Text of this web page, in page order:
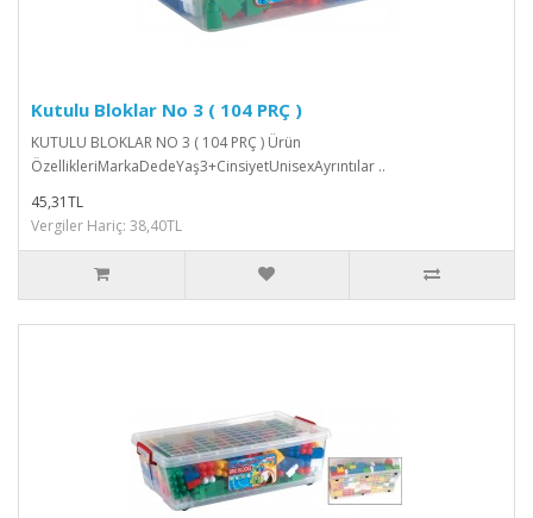
Kutulu Bloklar No 3 ( 104 PRÇ )
KUTULU BLOKLAR NO 3 ( 104 PRÇ ) Ürün
ÖzellikleriMarkaDedeYaş3+CinsiyetUnisexAyrıntılar ..
45,31TL
Vergiler Hariç: 38,40TL